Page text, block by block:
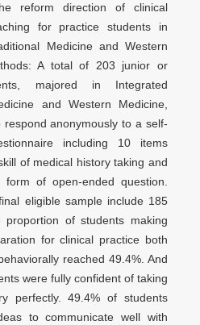
reform direction of clinical
for practice students in
Medicine and Western
A total of 203 junior or
majored in Integrated
and Western Medicine,
respond anonymously to a self-
including 10 items
of medical history taking and
of open-ended question.
eligible sample include 185
proportion of students making
for clinical practice both
reached 49.4%. And
were fully confident of taking
perfectly. 49.4% of students
to communicate well with